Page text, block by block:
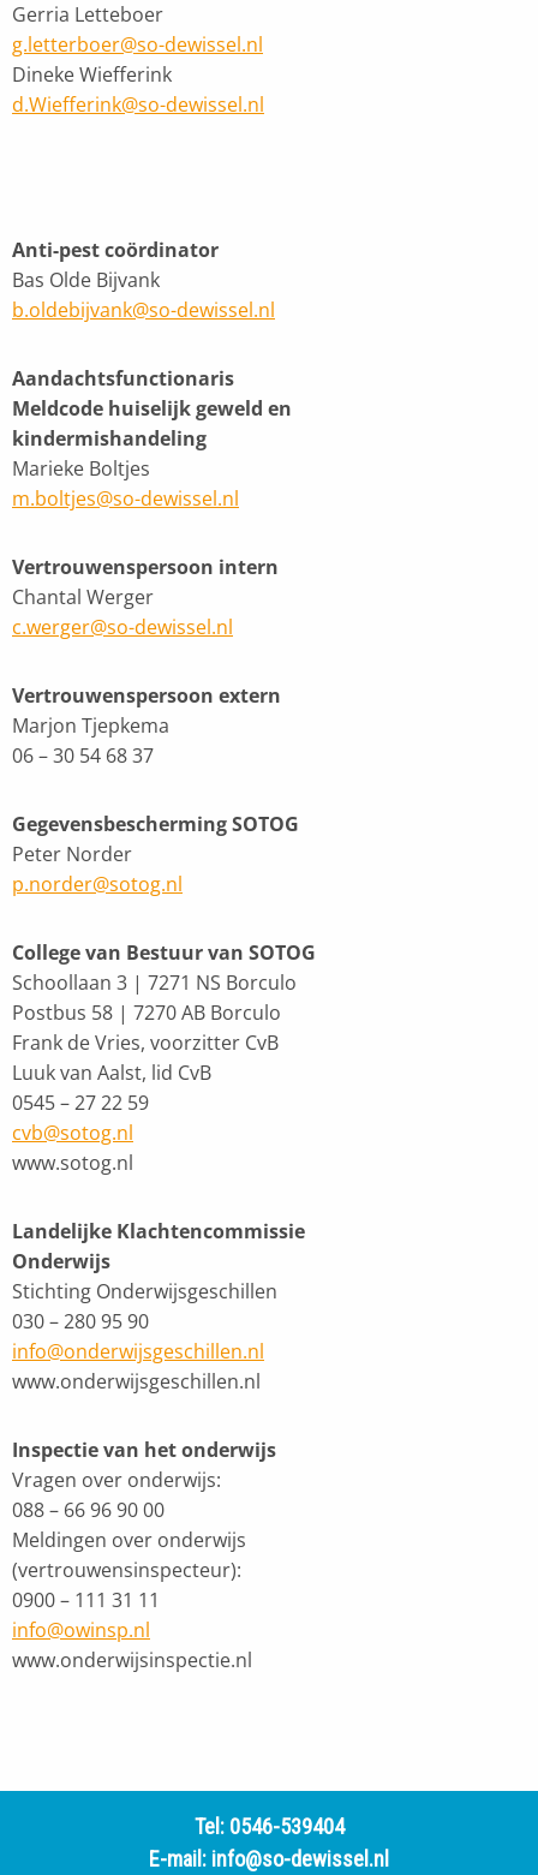
Gerria Letteboer
g.letterboer@so-dewissel.nl
Dineke Wiefferink
d.Wiefferink@so-dewissel.nl
Anti-pest coördinator
Bas Olde Bijvank
b.oldebijvank@so-dewissel.nl
Aandachtsfunctionaris
Meldcode huiselijk geweld en
kindermishandeling
Marieke Boltjes
m.boltjes@so-dewissel.nl
Vertrouwenspersoon intern
Chantal Werger
c.werger@so-dewissel.nl
Vertrouwenspersoon extern
Marjon Tjepkema
06 – 30 54 68 37
Gegevensbescherming SOTOG
Peter Norder
p.norder@sotog.nl
College van Bestuur van SOTOG
Schoollaan 3 | 7271 NS Borculo
Postbus 58 | 7270 AB Borculo
Frank de Vries, voorzitter CvB
Luuk van Aalst, lid CvB
0545 – 27 22 59
cvb@sotog.nl
www.sotog.nl
Landelijke Klachtencommissie
Onderwijs
Stichting Onderwijsgeschillen
030 – 280 95 90
info@onderwijsgeschillen.nl
www.onderwijsgeschillen.nl
Inspectie van het onderwijs
Vragen over onderwijs:
088 – 66 96 90 00
Meldingen over onderwijs
(vertrouwensinspecteur):
0900 – 111 31 11
info@owinsp.nl
www.onderwijsinspectie.nl
Tel: 0546-539404
E-mail: info@so-dewissel.nl